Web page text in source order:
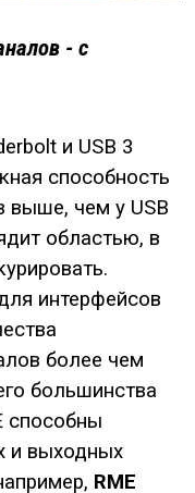
- с
и USB 3
способность
выше, чем у USB
областью, в
интерфейсов
более чем
большинства
способны
и выходных
RME